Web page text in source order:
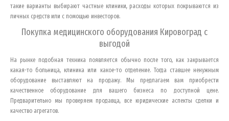
такие варианты выбирают частные клиники, расходы которых покрываются из
личных средств или с помощью инвесторов.
Покупка медицинского оборудования Кировоград с
выгодой
На рынке подобная техника появляется обычно после того, как закрывается
какая-то больница, клиника или какое-то отделение. Тогда ставшее ненужным
оборудование выставляют на продажу. Мы предлагаем вам приобрести
качественное оборудование для вашего бизнеса по доступной цене.
Предварительно мы проверяем продавца, все юридические аспекты сделки и
качество агрегатов.